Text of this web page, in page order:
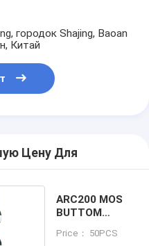
городок Shajing, Baoan
Китай
Цену Для
ARC200 MOS
BUTTOM
Price： 50PCS